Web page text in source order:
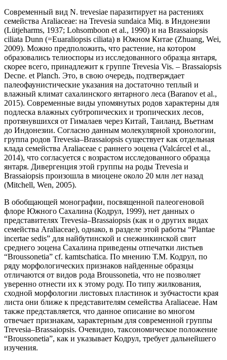
Современный вид N. trevesiae паразитирует на растениях
семейства Araliaceae: на Trevesia sundaica Miq. в Индонезии
(Lütjeharms, 1937; Lohsomboon et al., 1990) и на Brassaiopsis
ciliata Dunn (=Euaraliopsis ciliata) в Южном Китае (Zhuang, Wei,
2009). Можно предположить, что растение, на котором
образовались телиоспоры из исследованного образца янтаря,
скорее всего, принадлежит к группе Trevesia Vis. – Brassaiopsis
Decne. et Planch. Это, в свою очередь, подтверждает
палеофаунистические указания на достаточно теплый и
влажный климат сахалинского янтарного леса (Baranov et al.,
2015). Современные виды упомянутых родов характерны для
подлеска влажных субтропических и тропических лесов,
протянувшихся от Гималаев через Китай, Таиланд, Вьетнам
до Индонезии. Согласно данным молекулярной хронологии,
группа родов Trevesia–Brassaiopsis существует как отдельная
клада семейства Araliaceae с раннего эоцена (Valcárcel et al.,
2014), что согласуется с возрастом исследованного образца
янтаря. Дивергенция этой группы на роды Trevesia и
Brassaiopsis произошла в миоцене около 20 млн лет назад
(Mitchell, Wen, 2005).
В обобщающей монографии, посвященной палеогеновой
флоре Южного Сахалина (Кодрул, 1999), нет данных о
представителях Trevesia–Brassaiopsis (как и о других видах
семейства Araliaceae), однако, в разделе этой работы “Plantae
incertae sedis” для найбутинской и снежинкинской свит
среднего эоцена Сахалина приведены отпечатки листьев
“Broussonetia” cf. kamtschatica. По мнению Т.М. Кодрул, по
ряду морфологических признаков найденные образцы
отличаются от видов рода Broussonetia, что не позволяет
уверенно отнести их к этому роду. По типу жилкования,
сходной морфологии листовых пластинок и зубчастости края
листа они ближе к представителям семейства Araliaceae. Нам
также представляется, что данное описание во многом
отвечает признакам, характерным для современной группы
Trevesia–Brassaiopsis. Очевидно, таксономическое положение
“Broussonetia”, как и указывает Кодрул, требует дальнейшего
изучения.